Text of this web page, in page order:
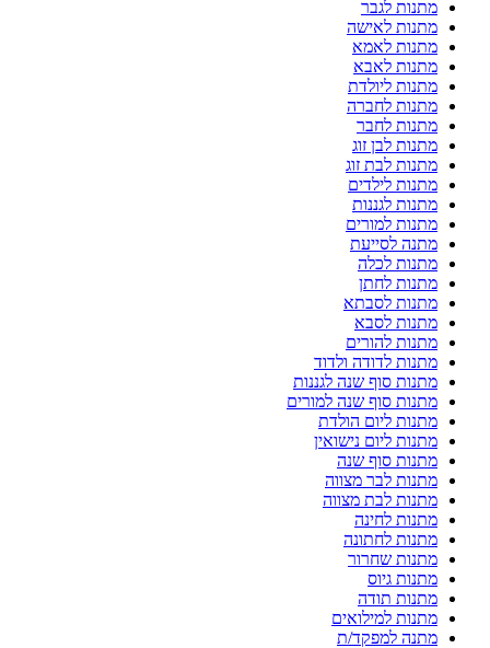
מתנות לגבר
מתנות לאישה
מתנות לאמא
מתנות לאבא
מתנות ליולדת
מתנות לחברה
מתנות לחבר
מתנות לבן זוג
מתנות לבת זוג
מתנות לילדים
מתנות לגננות
מתנות למורים
מתנה לסייעת
מתנות לכלה
מתנות לחתן
מתנות לסבתא
מתנות לסבא
מתנות להורים
מתנות לדודה ולדוד
מתנות סוף שנה לגננות
מתנות סוף שנה למורים
מתנות ליום הולדת
מתנות ליום נישואין
מתנות סוף שנה
מתנות לבר מצווה
מתנות לבת מצווה
מתנות לחינה
מתנות לחתונה
מתנות שחרור
מתנות גיוס
מתנות תודה
מתנות למילואים
מתנה למפקד/ת